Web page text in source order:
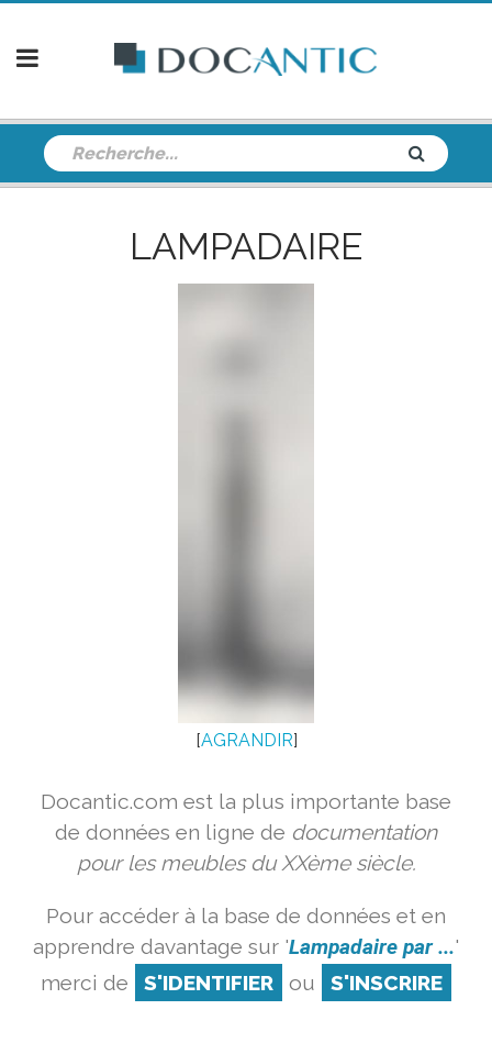
LAMPADAIRE
[AGRANDIR]
Docantic.com est la plus importante base
de données en ligne de documentation
pour les meubles du XXème siècle.
Pour accéder à la base de données et en
apprendre davantage sur 'Lampadaire par ...'
merci de
S'IDENTIFIER ou S'INSCRIRE